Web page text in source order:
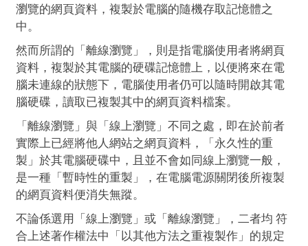
瀏覽的網頁資料，複製於電腦的隨機存取記憶體之
中。
然而所謂的「離線瀏覽」，則是指電腦使用者將網頁
資料，複製於其電腦的硬碟記憶體上，以便將來在電
腦未連線的狀態下，電腦使用者仍可以隨時開啟其電
腦硬碟，讀取已複製其中的網頁資料檔案。
「離線瀏覽」與「線上瀏覽」不同之處，即在於前者
實際上已經將他人網站之網頁資料，「永久性的重
製」於其電腦硬碟中，且並不會如同線上瀏覽一般，
是一種「暫時性的重製」，在電腦電源關閉後所複製
的網頁資料便消失無蹤。
不論係選用「線上瀏覽」或「離線瀏覽」，二者均 符
合上述著作權法中「以其他方法之重複製作」的規定